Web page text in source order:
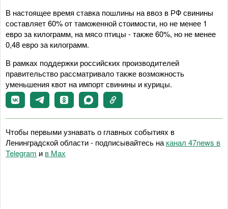
В настоящее время ставка пошлины на ввоз в РФ свинины
составляет 60% от таможенной стоимости, но не менее 1
евро за килограмм, на мясо птицы - также 60%, но не менее
0,48 евро за килограмм.
В рамках поддержки российских производителей
правительство рассматривало также возможность
уменьшения квот на импорт свинины и курицы.
Чтобы первыми узнавать о главных событиях в
Ленинградской области - подписывайтесь на канал 47news в
Telegram и в Maх